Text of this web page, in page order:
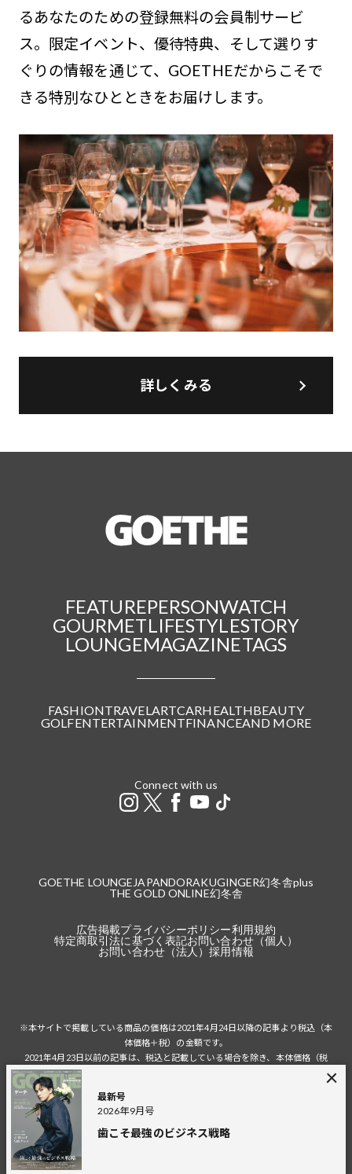
るあなたのための登録無料の会員制サービ
ス。限定イベント、優待特典、そして選りす
ぐりの情報を通じて、GOETHEだからこそで
きる特別なひとときをお届けします。
詳しくみる
最新号
2026年9月号
歯こそ最強のビジネス戦略
FEATUREPERSONWATCH
GOURMETLIFESTYLESTORY
LOUNGEMAGAZINETAGS
FASHIONTRAVELARTCARHEALTHBEAUTY
GOLFENTERTAINMENTFINANCEAND MORE
Connect with us
GOETHE LOUNGE JAPANDORAKUGINGER幻冬舎plus
THE GOLD ONLINE幻冬舎
広告掲載プライバシーポリシー利用規約
特定商取引法に基づく表記お問い合わせ（個人）
お問い合わせ（法人）採用情報
※本サイトで掲載している商品の価格は2021年4月24日以降の記事より税込（本
体価格＋税）の金額です。
2021年4月23日以前の記事は、税込と記載している場合を除き、本体価格（税
税込の場合の税額は掲載当時の税率に準じます。